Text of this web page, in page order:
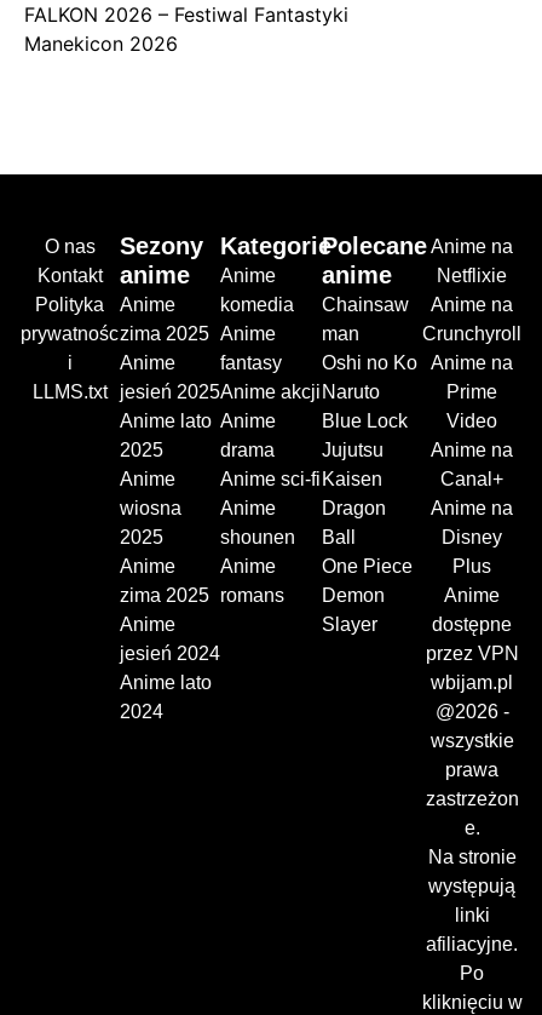
FALKON 2026 – Festiwal Fantastyki
Manekicon 2026
O nas
Kontakt
Polityka
prywatnośc
i
LLMS.txt
Sezony
anime
Anime
zima 2025
Anime
jesień 2025
Anime lato
2025
Anime
wiosna
2025
Anime
zima 2025
Anime
jesień 2024
Anime lato
2024
Kategorie
Anime
komedia
Anime
fantasy
Anime akcji
Anime
drama
Anime sci-fi
Anime
shounen
Anime
romans
Polecane
anime
Chainsaw
man
Oshi no Ko
Naruto
Blue Lock
Jujutsu
Kaisen
Dragon
Ball
One Piece
Demon
Slayer
Anime na
Netflixie
Anime na
Crunchyroll
Anime na
Prime
Video
Anime na
Canal+
Anime na
Disney
Plus
Anime
dostępne
przez VPN
wbijam.pl
@2026 -
wszystkie
prawa
zastrzeżon
e.
Na stronie
występują
linki
afiliacyjne.
Po
kliknięciu w